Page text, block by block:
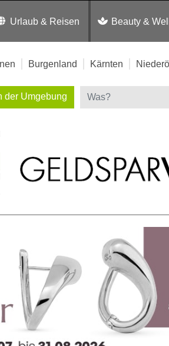
Urlaub & Reisen Beauty &
Burgenland Kärnten
der Umgebung